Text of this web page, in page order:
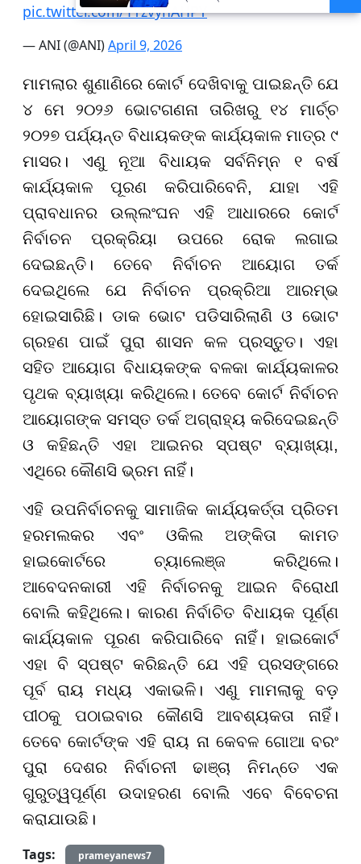
pic.twitter.com/1YzvynAHPY
— ANI (@ANI)April 9, 2026
ମାମଲାର ଶୁଣାଣିରେ କୋର୍ଟ ଦେଖିବାକୁ ପାଇଛନ୍ତି ଯେ
୪ ମେ ୨୦୨୬ ଭୋଟଗଣନା ତାରିଖରୁ ୧୪ ମାର୍ଚ୍ଚ
୨୦୨୭ ପର୍ଯ୍ୟନ୍ତ ବିଧାୟକଙ୍କ କାର୍ଯ୍ୟକାଳ ମାତ୍ର ୯
ମାସର। ଏଣୁ ନୂଆ ବିଧାୟକ ସର୍ବନିମ୍ନ ୧ ବର୍ଷ
କାର୍ଯ୍ୟକାଳ ପୂରଣ କରିପାରିବେନି, ଯାହା ଏହି
ପ୍ରାବଧାନର ଉଲ୍ଲଂଘନ ଏହି ଆଧାରରେ କୋର୍ଟ
ନିର୍ବାଚନ ପ୍ରକ୍ରିୟା ଉପରେ ରୋକ ଲଗାଇ
ଦେଇଛନ୍ତି। ତେବେ ନିର୍ବାଚନ ଆୟୋଗ ତର୍କ
ଦେଇଥିଲେ ଯେ ନିର୍ବାଚନ ପ୍ରକ୍ରିଆ ଆରମ୍ଭ
ହୋଇସାରିଛି। ଡାକ ଭୋଟ ପଡିସାରିଲାଣି ଓ ଭୋଟ
ଗ୍ରହଣ ପାଇଁ ପୁରା ଶାସନ କଳ ପ୍ରସ୍ତୁତ। ଏହା
ସହିତ ଆୟୋଗ ବିଧାୟକଙ୍କ ବଳକା କାର୍ଯ୍ୟକାଳର
ପୃଥକ ବ୍ୟାଖ୍ୟା କରିଥିଲେ। ତେବେ କୋର୍ଟ ନିର୍ବାଚନ
ଆୟୋଗଙ୍କ ସମସ୍ତ ତର୍କ ଅଗ୍ରାହ୍ୟ କରିଦେଇଛନ୍ତି
ଓ କହିଛନ୍ତି ଏହା ଆଇନର ସ୍ପଷ୍ଟ ବ୍ୟାଖ୍ୟା,
ଏଥିରେ କୌଣସି ଭ୍ରମ ନାହିଁ।
ଏହି ଉପନିର୍ବାଚନକୁ ସାମାଜିକ କାର୍ଯ୍ୟକର୍ତ୍ତା ପ୍ରିତମ
ହରମଲକର ଏବଂ ଓକିଲ ଅଙ୍କିତା କାମତ
ହାଇକୋର୍ଟରେ ଚ୍ୟାଲେଞ୍ଜ କରିଥିଲେ।
ଆବେଦନକାରୀ ଏହି ନିର୍ବାଚନକୁ ଆଇନ ବିରୋଧୀ
ବୋଲି କହିଥିଲେ। କାରଣ ନିର୍ବାଚିତ ବିଧାୟକ ପୂର୍ଣ୍ଣ
କାର୍ଯ୍ୟକାଳ ପୂରଣ କରିପାରିବେ ନାହିଁ। ହାଇକୋର୍ଟ
ଏହା ବି ସ୍ପଷ୍ଟ କରିଛନ୍ତି ଯେ ଏହି ପ୍ରସଙ୍ଗରେ
ପୂର୍ବ ରାୟ ମଧ୍ୟ ଏକାଭଳି। ଏଣୁ ମାମଲାକୁ ବଡ଼
ପୀଠକୁ ପଠାଇବାର କୌଣସି ଆବଶ୍ୟକତା ନାହିଁ।
ତେବେ କୋର୍ଟଙ୍କ ଏହି ରାୟ ନା କେବଳ ଗୋଆ ବରଂ
ପୁରା ଦେଶର ନିର୍ବାଚନୀ ଢାଞ୍ଚା ନିମନ୍ତେ ଏକ
ଗୁରୁତ୍ୱପୂର୍ଣ୍ଣ ଉଦାହରଣ ବୋଲି ଏବେ ବିବେଚନା
କରାଯାଉଛି।
Tags:
prameyanews7
ମୁଖ୍ୟମନ୍ତ୍ରୀ ମୋହନ ମାଝୀ